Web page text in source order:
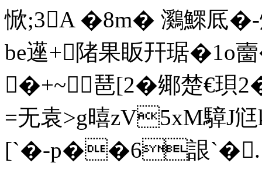
惞;3A �8m� 鸂 鰥
be遳+陼果眅幵琚�1o
�+~琶[2�鄊楚€珼
=无袁>g暿zV5xM騿J尩
[`�-p��6詪